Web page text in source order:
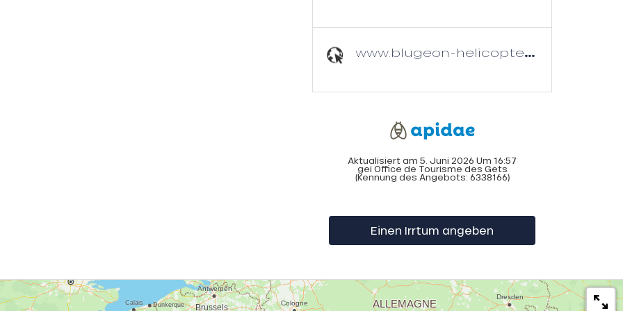
www.blugeon-helicopteres.com
Aktualisiert am 5. Juni 2026 Um 16:57
gei Office de Tourisme des Gets
(Kennung des Angebots: 6338166)
Einen Irrtum angeben